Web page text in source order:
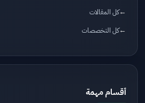
كل المقالات
كل التخصصات
أقسام مهمة